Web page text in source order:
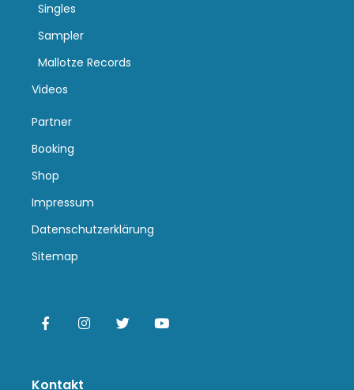
Singles
Sampler
Mallotze Records
Videos
Partner
Booking
Shop
Impressum
Datenschutzerklärung
Sitemap
Kontakt